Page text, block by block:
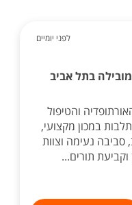
לפני יומיים
בתל אביב
והטיפול
במכון מקצועי,
נעימה וצוות
וקביעת תורים...